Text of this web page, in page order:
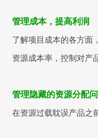
管理成本，提高利润
了解项目成本的各方面
资源成本率，控制对产
管理隐藏的资源分配
在资源过载耽误产品之